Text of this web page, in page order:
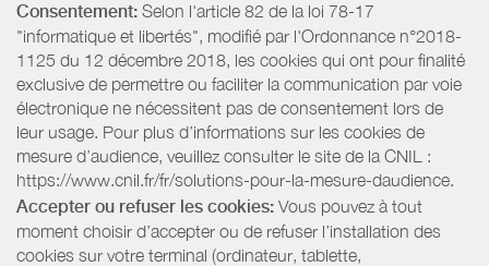
Consentement: Selon l'article 82 de la loi 78-17
"informatique et libertés", modifié par l'Ordonnance n°2018-
1125 du 12 décembre 2018, les cookies qui ont pour finalité
exclusive de permettre ou faciliter la communication par voie
électronique ne nécessitent pas de consentement lors de
leur usage. Pour plus d’informations sur les cookies de
mesure d’audience, veuillez consulter le site de la CNIL :
https://www.cnil.fr/fr/solutions-pour-la-mesure-daudience.
Accepter ou refuser les cookies: Vous pouvez à tout
moment choisir d’accepter ou de refuser l’installation des
cookies sur votre terminal (ordinateur, tablette,